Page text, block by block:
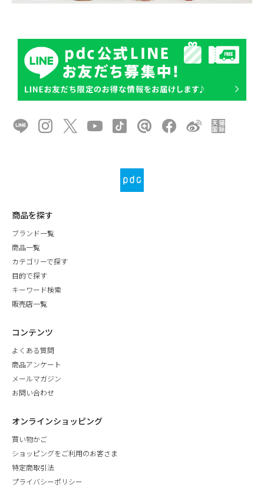
商品を探す
ブランド一覧
商品一覧
カテゴリーで探す
目的で探す
キーワード検索
販売店一覧
コンテンツ
よくある質問
商品アンケート
メールマガジン
お問い合わせ
オンラインショッピング
買い物かご
ショッピングをご利用のお客さま
特定商取引法
プライバシーポリシー